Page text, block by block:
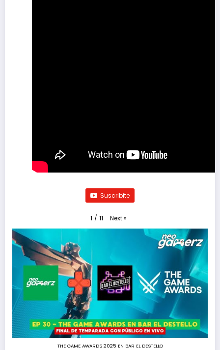
Suscribite
1 / 11 Next»
THE GAME AWARDS 2025 EN BAR EL DESTELLO